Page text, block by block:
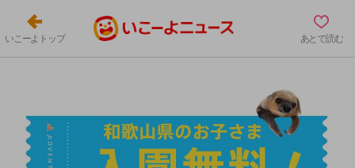
いこーよトップ あとで読む